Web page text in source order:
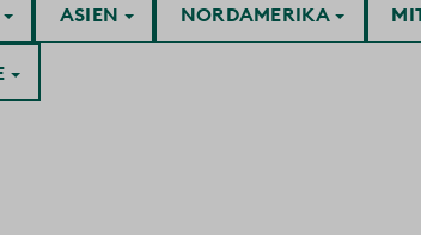
ASIEN NORDAMERIKA